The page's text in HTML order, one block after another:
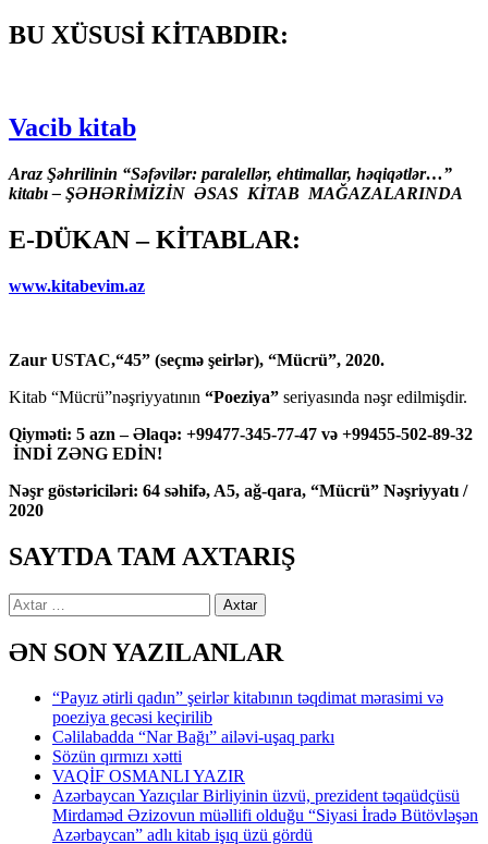
BU XÜSUSİ KİTABDIR:
Vacib kitab
Araz Şəhrilinin “Səfəvilər: paralellər, ehtimallar, həqiqətlər…”
kitabı – ŞƏHƏRİMİZİN ƏSAS KİTAB MAĞAZALARINDA
E-DÜKAN – KİTABLAR:
www.kitabevim.az
Zaur USTAC,“45” (seçmə şeirlər), “Mücrü”, 2020.
Kitab “Mücrü”nəşriyyatının “Poeziya” seriyasında nəşr edilmişdir.
Qiyməti: 5 azn – Əlaqə: +99477-345-77-47 və +99455-502-89-32
İNDİ ZƏNG EDİN!
Nəşr göstəriciləri: 64 səhifə, A5, ağ-qara, “Mücrü” Nəşriyyatı /
2020
SAYTDA TAM AXTARIŞ
Axtarış:
ƏN SON YAZILANLAR
“Payız ətirli qadın” şeirlər kitabının təqdimat mərasimi və
poeziya gecəsi keçirilib
Cəlilabadda “Nar Bağı” ailəvi-uşaq parkı
Sözün qırmızı xətti
VAQİF OSMANLI YAZIR
Azərbaycan Yazıçılar Birliyinin üzvü, prezident təqaüdçüsü
Mirdaməd Əzizovun müəllifi olduğu “Siyasi İradə Bütövləşən
Azərbaycan” adlı kitab işıq üzü gördü